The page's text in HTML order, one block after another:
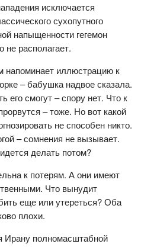
исключается
сухопутного
напыщенности гегемон
не располагает.
напоминает иллюстрацию к
– бабушка надвое сказала.
его смогут – спору нет. Что к
– тоже. Но вот какой
не способен никто.
– сомнения не вызывает.
делать потом?
к потерям. А они имеют
Что вынудит
еще или утереться? Оба
плохи.
Ирану полномасштабной